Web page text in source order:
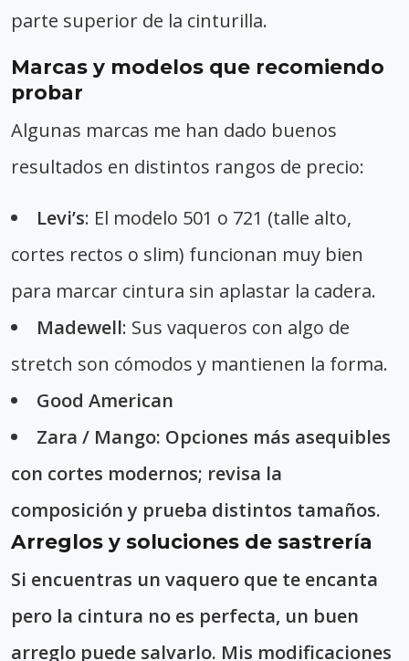
parte superior de la cinturilla.
Marcas y modelos que recomiendo
probar
Algunas marcas me han dado buenos
resultados en distintos rangos de precio:
Levi’s: El modelo 501 o 721 (talle alto,
cortes rectos o slim) funcionan muy bien
para marcar cintura sin aplastar la cadera.
Madewell: Sus vaqueros con algo de
stretch son cómodos y mantienen la forma.
Good American
Zara / Mango: Opciones más asequibles
con cortes modernos; revisa la
composición y prueba distintos tamaños.
Arreglos y soluciones de sastrería
Si encuentras un vaquero que te encanta
pero la cintura no es perfecta, un buen
arreglo puede salvarlo. Mis modificaciones